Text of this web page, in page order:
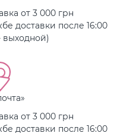
от 3 000 грн
доставки после 16:00
выходной)
от 3 000 грн
доставки после 16:00